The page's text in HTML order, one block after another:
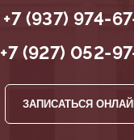
+7 (937) 974-
+7 (927) 052-
ЗАПИСАТЬСЯ